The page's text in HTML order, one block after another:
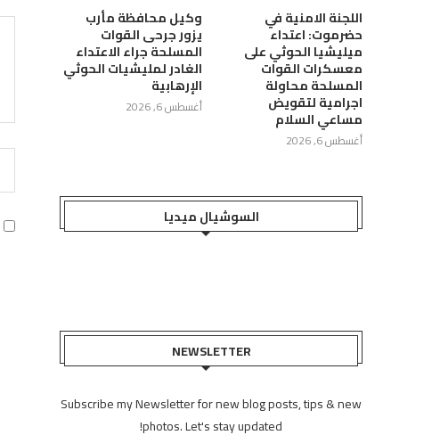
اللجنة الامنية في
حضرموت: اعتداء
ميليشيا الحوثي على
معسكرات القوات
المسلحة محاولة
اجرامية لتقويض
مساعي السلام
أغسطس 6, 2026
وكيل محافظة مأرب
يزور جرحى القوات
المسلحة جراء الاعتداء
الغادر لمليشيات الحوثي
الإرهابية
أغسطس 6, 2026
السوشيال ميديا
NEWSLETTER
Subscribe my Newsletter for new blog posts, tips & new
photos. Let's stay updated!